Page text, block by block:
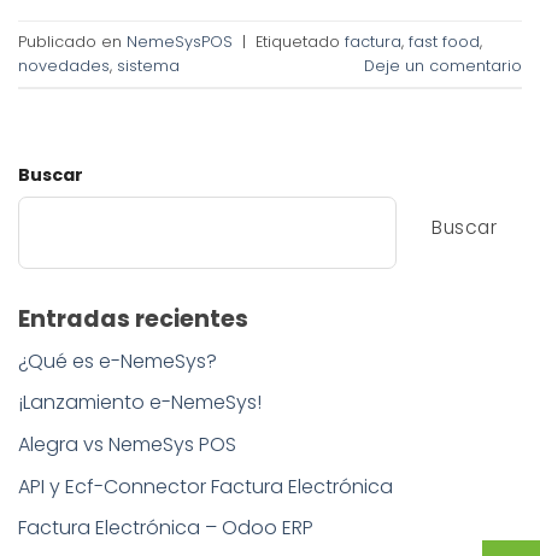
Publicado en NemeSysPOS | Etiquetado factura, fast food,
novedades, sistema Deje un comentario
Buscar
Buscar
Entradas recientes
¿Qué es e-NemeSys?
¡Lanzamiento e-NemeSys!
Alegra vs NemeSys POS
API y Ecf-Connector Factura Electrónica
Factura Electrónica – Odoo ERP